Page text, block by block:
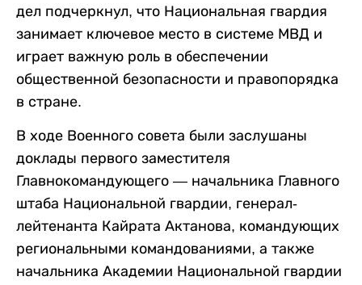
дел подчеркнул, что Национальная гвардия
занимает ключевое место в системе МВД и
играет важную роль в обеспечении
общественной безопасности и правопорядка
в стране.
В ходе Военного совета были заслушаны
доклады первого заместителя
Главнокомандующего — начальника Главного
штаба Национальной гвардии, генерал-
лейтенанта Кайрата Актанова, командующих
региональными командованиями, а также
начальника Академии Национальной гвардии